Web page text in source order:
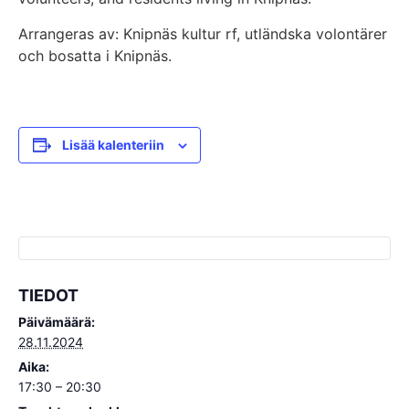
Arrangeras av: Knipnäs kultur rf, utländska volontärer
och bosatta i Knipnäs.
Lisää kalenteriin
TIEDOT
Päivämäärä:
28.11.2024
Aika:
17:30 – 20:30